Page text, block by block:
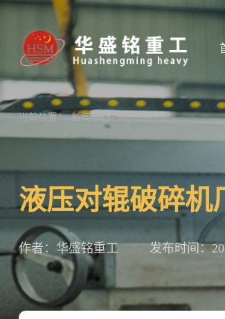
当前位置： 新闻中心>
液压对辊破碎机
作者：华盛铭重工 发布时间：